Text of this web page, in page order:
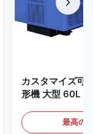
カスタマイズ可
形機 大型 60L
最高の